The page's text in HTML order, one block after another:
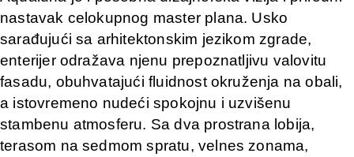
nastavak celokupnog master plana. Usko
sarađujući sa arhitektonskim jezikom zgrade,
enterijer odražava njenu prepoznatljivu valovitu
fasadu, obuhvatajući fluidnost okruženja na obali,
a istovremeno nudeći spokojnu i uzvišenu
stambenu atmosferu. Sa dva prostrana lobija,
terasom na sedmom spratu, velnes zonama,